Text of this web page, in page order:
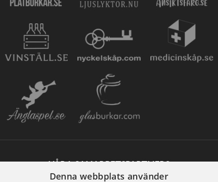
VÅRA SAMARBETSPARTNERS
Denna webbplats använder